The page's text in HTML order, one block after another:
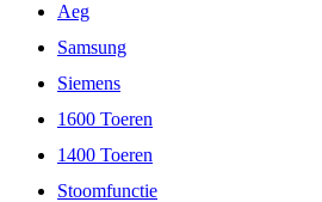
Aeg
Samsung
Siemens
1600 Toeren
1400 Toeren
Stoomfunctie